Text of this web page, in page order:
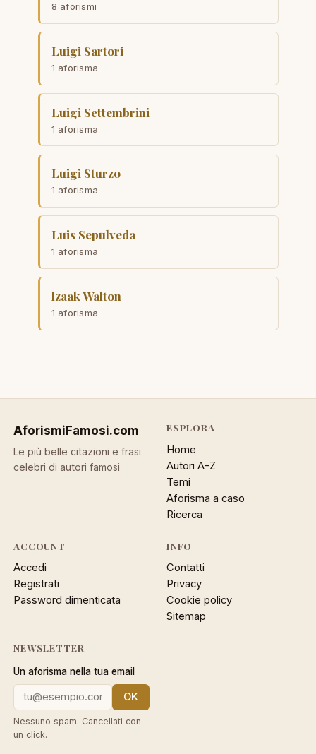
8 aforismi
Luigi Sartori
1 aforisma
Luigi Settembrini
1 aforisma
Luigi Sturzo
1 aforisma
Luis Sepulveda
1 aforisma
lzaak Walton
1 aforisma
AforismiFamosi.com
Le più belle citazioni e frasi
celebri di autori famosi
ESPLORA
Home
Autori A-Z
Temi
Aforisma a caso
Ricerca
ACCOUNT
Accedi
Registrati
Password dimenticata
INFO
Contatti
Privacy
Cookie policy
Sitemap
NEWSLETTER
Un aforisma nella tua email
OK
Nessuno spam. Cancellati con
un click.